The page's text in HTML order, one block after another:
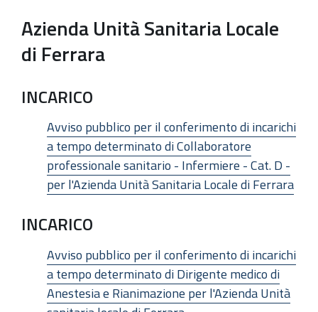
Azienda Unità Sanitaria Locale
di Ferrara
INCARICO
Avviso pubblico per il conferimento di incarichi
a tempo determinato di Collaboratore
professionale sanitario - Infermiere - Cat. D -
per l'Azienda Unità Sanitaria Locale di Ferrara
INCARICO
Avviso pubblico per il conferimento di incarichi
a tempo determinato di Dirigente medico di
Anestesia e Rianimazione per l'Azienda Unità